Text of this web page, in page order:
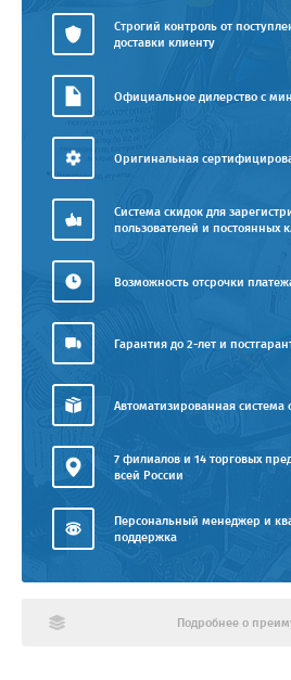
Строгий контроль от
доставки клиенту
Официальное дилерство с
Оригинальная
Система скидок для
пользователей и постоянных
Возможность отсрочки
Гарантия до 2-лет и
Автоматизированная система
7 филиалов и 14 торговых
всей России
Персональный менеджер и
поддержка
Подробнее о